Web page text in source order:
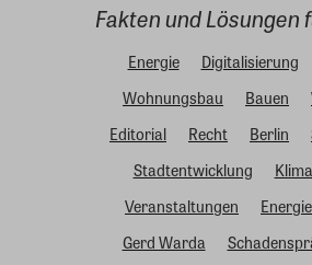
Fakten und Lösungen
Energie Digitalisierung
Wohnungsbau
Bauen
Editorial
Recht Berlin
Stadtentwicklung
Veranstaltungen
Gerd Warda